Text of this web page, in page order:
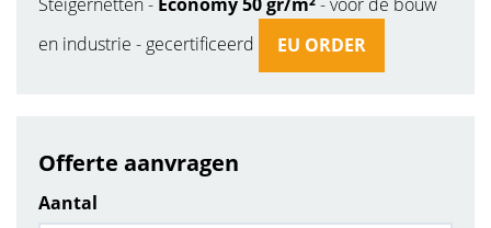
en industrie - gecertificeerd
EU ORDER
Offerte aanvragen
Aantal